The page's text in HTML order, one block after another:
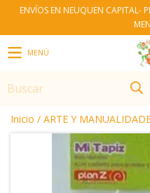
ENVÍOS EN NEUQUEN CAPITAL-
MENÚ
Inicio / ARTE Y